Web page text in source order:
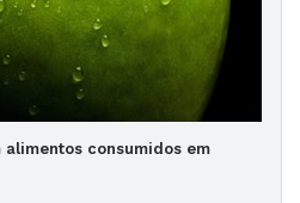
consumidos em